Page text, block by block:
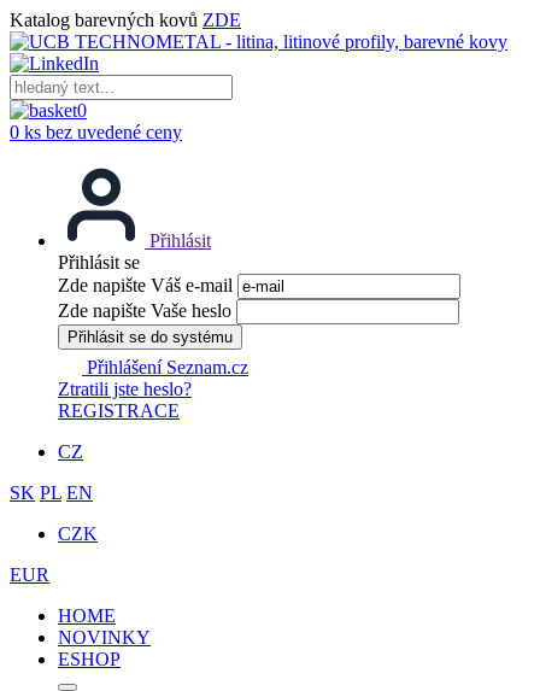
Katalog barevných kovů ZDE
0
0 ks bez uvedené ceny
Přihlásit
Přihlásit se
Zde napište Váš e-mail
Zde napište Vaše heslo
Přihlásit se do systému
Přihlášení Seznam.cz
Ztratili jste heslo?
REGISTRACE
CZ
SK PL EN
CZK
EUR
HOME
NOVINKY
ESHOP